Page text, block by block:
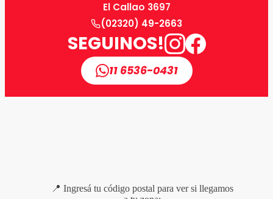
El Callao 3697
(02320) 49-2663
SEGUINOS!
11 6536-0431
📍 Ingresá tu código postal para ver si llegamos